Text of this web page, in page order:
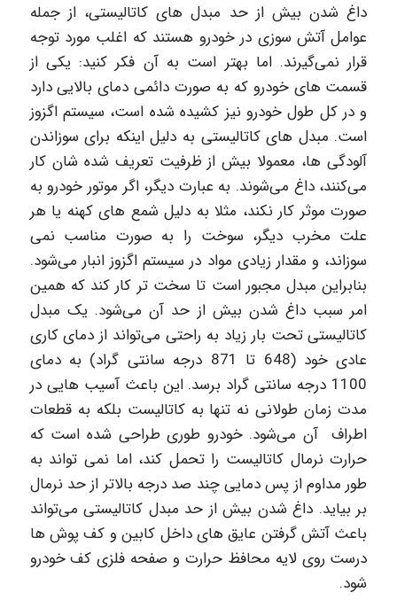
داغ شدن بیش از حد مبدل های کاتالیستی، از جمله
عوامل آتش سوزی در خودرو هستند که اغلب مورد توجه
قرار نمی‌گیرند. اما بهتر است به آن فکر کنید: یکی از
قسمت های خودرو که به صورت دائمی دمای بالایی دارد
و در کل طول خودرو نیز کشیده شده است، سیستم اگزوز
است. مبدل های کاتالیستی به دلیل اینکه برای سوزاندن
آلودگی ها، معمولا بیش از ظرفیت تعریف شده شان کار
می‌کنند، داغ می‌شوند. به عبارت دیگر، اگر موتور خودرو به
صورت موثر کار نکند، مثلا به دلیل شمع های کهنه یا هر
علت مخرب دیگر، سوخت را به صورت مناسب نمی
سوزاند، و مقدار زیادی مواد در سیستم اگزوز انبار می‌شود.
بنابراین مبدل مجبور است تا سخت تر کار کند که همین
امر سبب داغ شدن بیش از حد آن می‌شود. یک مبدل
کاتالیستی تحت بار زیاد به راحتی می‌تواند از دمای کاری
عادی خود (648 تا 871 درجه سانتی گراد) به دمای
1100 درجه سانتی گراد برسد. این باعث آسیب هایی در
مدت زمان طولانی نه تنها به کاتالیست بلکه به قطعات
اطراف آن می‌شود. خودرو طوری طراحی شده است که
حرارت نرمال کاتالیست را تحمل کند، اما نمی تواند به
طور مداوم از پس دمایی چند صد درجه بالاتر از حد نرمال
بر بیاید. داغ شدن بیش از حد مبدل کاتالیستی می‌تواند
باعث آتش گرفتن عایق های داخل کابین و کف پوش ها
درست روی لایه محافظ حرارت و صفحه فلزی کف خودرو
شود.